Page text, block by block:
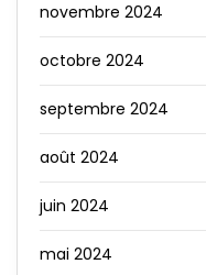
novembre 2024
octobre 2024
septembre 2024
août 2024
juin 2024
mai 2024